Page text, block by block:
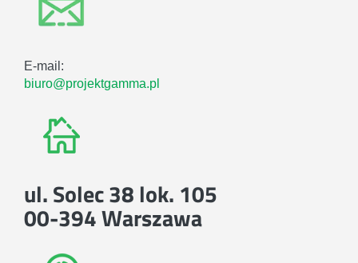
E-mail:
biuro@projektgamma.pl
ul. Solec 38 lok. 105
00-394 Warszawa